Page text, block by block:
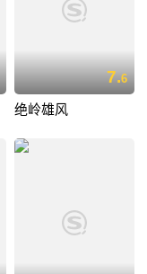
7.6
绝岭雄风